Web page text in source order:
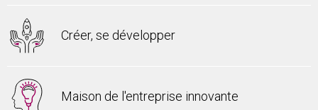
Créer, se développer
Maison de l'entreprise innovante